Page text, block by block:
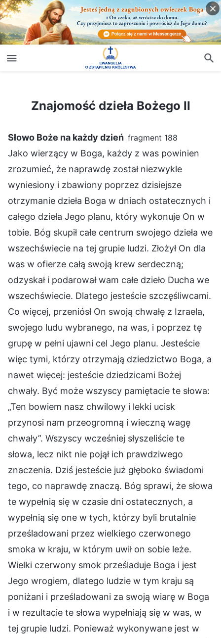
Znajomość dzieła Bożego II
Słowo Boże na każdy dzień fragment 188
Jako wierzący w Boga, każdy z was powinien
zrozumieć, że naprawdę został niezwykle
wyniesiony i zbawiony poprzez dzisiejsze
otrzymanie dzieła Boga w dniach ostatecznych i
całego dzieła Jego planu, który wykonuje On w
tobie. Bóg skupił całe centrum swojego dzieła we
wszechświecie na tej grupie ludzi. Złożył On dla
was w ofierze całą swoją krew serdeczną;
odzyskał i podarował wam całe dzieło Ducha we
wszechświecie. Dlatego jesteście szczęśliwcami.
Co więcej, przeniósł On swoją chwałę z Izraela,
swojego ludu wybranego, na was, i poprzez tę
grupę w pełni ujawni cel Jego planu. Jesteście
więc tymi, którzy otrzymają dziedzictwo Boga, a
nawet więcej: jesteście dziedzicami Bożej
chwały. Być może wszyscy pamiętacie te słowa:
„Ten bowiem nasz chwilowy i lekki ucisk
przynosi nam przeogromną i wieczną wagę
chwały”. Wszyscy wcześniej słyszeliście te
słowa, lecz nikt nie pojął ich prawdziwego
znaczenia. Dziś jesteście już głęboko świadomi
tego, co naprawdę znaczą. Bóg sprawi, że słowa
te wypełnią się w czasie dni ostatecznych, a
wypełnią się one w tych, którzy byli brutalnie
prześladowani przez wielkiego czerwonego
smoka w kraju, w którym uwił on sobie leże.
Wielki czerwony smok prześladuje Boga i jest
Jego wrogiem, dlatego ludzie w tym kraju są
poniżani i prześladowani za swoją wiarę w Boga
i w rezultacie te słowa wypełniają się w was, w
tej grupie ludzi. Ponieważ wykonywane jest w